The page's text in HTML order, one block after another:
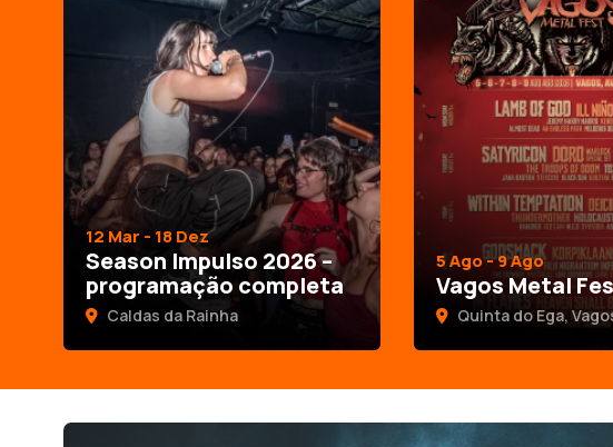
12 Mar - 18 Dez
Season Impulso 2026 –
programação completa
Caldas da Rainha
5 Ago - 9 Ago
Vagos Metal
Quinta do Ega,